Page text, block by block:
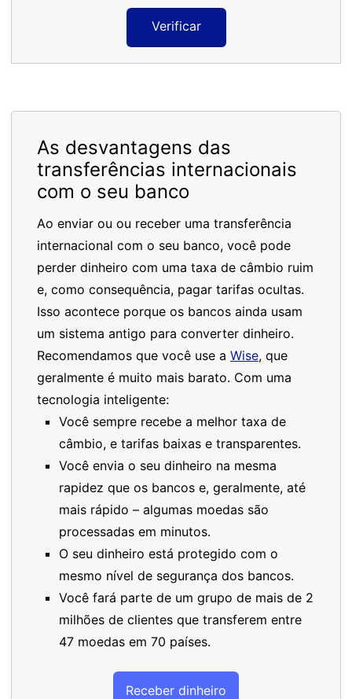
Verificar
As desvantagens das
transferências internacionais
com o seu banco
Ao enviar ou ou receber uma transferência
internacional com o seu banco, você pode
perder dinheiro com uma taxa de câmbio ruim
e, como consequência, pagar tarifas ocultas.
Isso acontece porque os bancos ainda usam
um sistema antigo para converter dinheiro.
Recomendamos que você use a Wise, que
geralmente é muito mais barato. Com uma
tecnologia inteligente:
Você sempre recebe a melhor taxa de
câmbio, e tarifas baixas e transparentes.
Você envia o seu dinheiro na mesma
rapidez que os bancos e, geralmente, até
mais rápido – algumas moedas são
processadas em minutos.
O seu dinheiro está protegido com o
mesmo nível de segurança dos bancos.
Você fará parte de um grupo de mais de 2
milhões de clientes que transferem entre
47 moedas em 70 países.
Receber dinheiro